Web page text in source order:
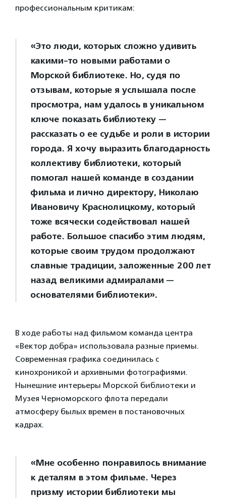
профессиональным критикам:
«Это люди, которых сложно удивить
какими-то новыми работами о
Морской библиотеке. Но, судя по
отзывам, которые я услышала после
просмотра, нам удалось в уникальном
ключе показать библиотеку —
рассказать о ее судьбе и роли в истории
города. Я хочу выразить благодарность
коллективу библиотеки, который
помогал нашей команде в создании
фильма и лично директору, Николаю
Ивановичу Краснолицкому, который
тоже всячески содействовал нашей
работе. Большое спасибо этим людям,
которые своим трудом продолжают
славные традиции, заложенные 200 лет
назад великими адмиралами —
основателями библиотеки».
В ходе работы над фильмом команда центра
«Вектор добра» использовала разные приемы.
Современная графика соединилась с
кинохроникой и архивными фотографиями.
Нынешние интерьеры Морской библиотеки и
Музея Черноморского флота передали
атмосферу былых времен в постановочных
кадрах.
«Мне особенно понравилось внимание
к деталям в этом фильме. Через
призму истории библиотеки мы